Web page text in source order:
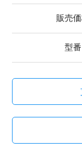
販売
型番